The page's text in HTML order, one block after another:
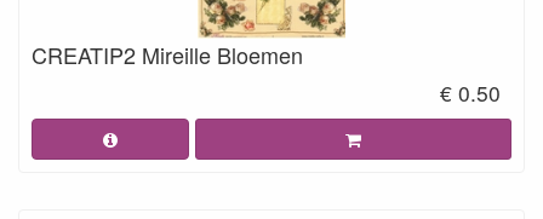
CREATIP2 Mireille Bloemen
€ 0.50